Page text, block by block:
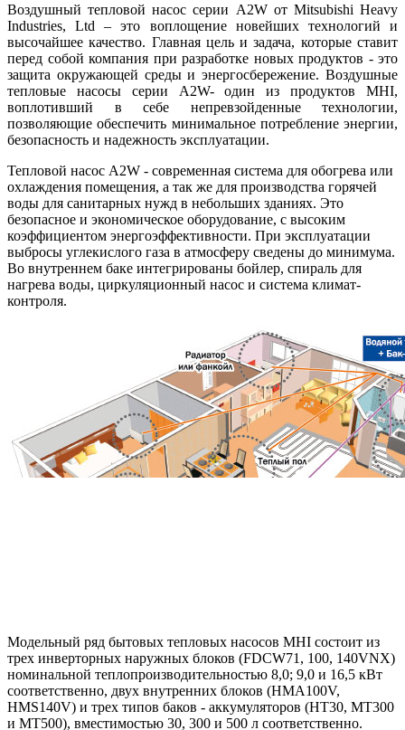
Воздушный тепловой насос серии A2W от Mitsubishi Heavy
Industries, Ltd – это воплощение новейших технологий и
высочайшее качество. Главная цель и задача, которые ставит
перед собой компания при разработке новых продуктов - это
защита окружающей среды и энергосбережение. Воздушные
тепловые насосы серии A2W- один из продуктов MHI,
воплотивший в себе непревзойденные технологии,
позволяющие обеспечить минимальное потребление энергии,
безопасность и надежность эксплуатации.
Тепловой насос A2W - современная система для обогрева или
охлаждения помещения, а так же для производства горячей
воды для санитарных нужд в небольших зданиях. Это
безопасное и экономическое оборудование, с высоким
коэффициентом энергоэффективности. При эксплуатации
выбросы углекислого газа в атмосферу сведены до минимума.
Во внутреннем баке интегрированы бойлер, спираль для
нагрева воды, циркуляционный насос и система климат-
контроля.
Модельный ряд бытовых тепловых насосов MHI состоит из
трех инверторных наружных блоков (FDCW71, 100, 140VNX)
номинальной теплопроизводительностью 8,0; 9,0 и 16,5 кВт
соответственно, двух внутренних блоков (HMA100V,
HMS140V) и трех типов баков - аккумуляторов (HT30, MT300
и МТ500), вместимостью 30, 300 и 500 л соответственно.